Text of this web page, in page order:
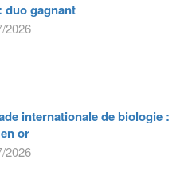
duo gagnant
2026
internationale de biologie :
or
2026